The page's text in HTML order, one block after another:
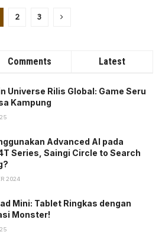
2 3
Comments Latest
Universe Rilis Global: Game Seru
Kampung
Advanced AI pada
Series, Saingi Circle to Search
2024
Mini: Tablet Ringkas dengan
Monster!